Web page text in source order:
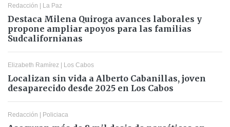
Redacción | La Paz
Destaca Milena Quiroga avances laborales y
propone ampliar apoyos para las familias
Sudcalifornianas
Elizabeth Ramírez | Los Cabos
Localizan sin vida a Alberto Cabanillas, joven
desaparecido desde 2025 en Los Cabos
Redacción | Policiaca